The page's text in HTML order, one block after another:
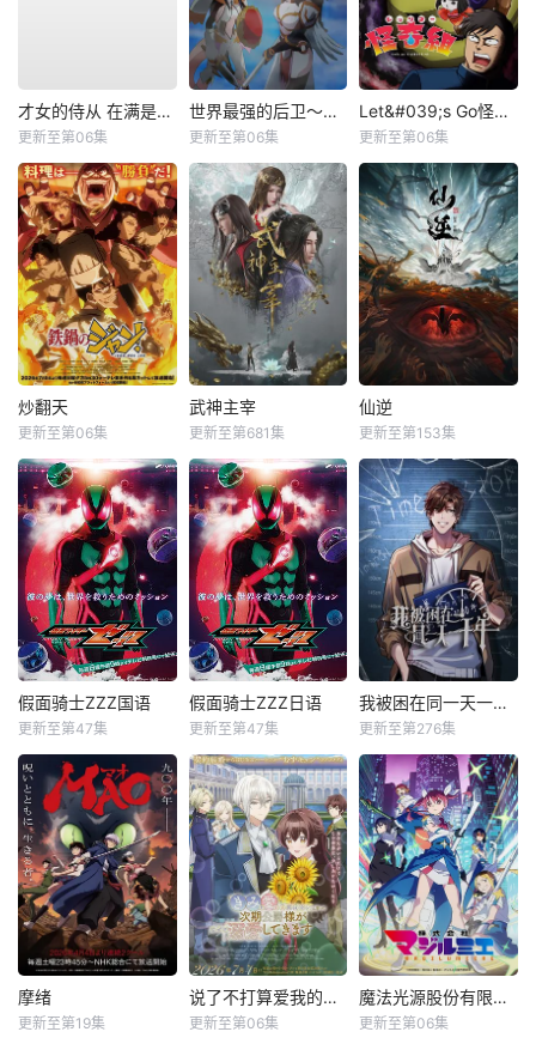
才女的侍从 在满是高岭之花的贵族学校暗中照顾（毫无生活自理能力的）学院第一大小姐
更新至第06集
世界最强的后卫～迷宫国的新人探索者～
更新至第06集
Let&#039;s Go怪奇组
更新至第06集
炒翻天
更新至第06集
武神主宰
更新至第681集
仙逆
更新至第153集
假面骑士ZZZ国语
更新至第47集
假面骑士ZZZ日语
更新至第47集
我被困在同一天一千年动态漫
更新至第276集
摩绪
更新至第19集
说了不打算爱我的公爵继承人，不知为何对我宠爱有加
更新至第06集
魔法光源股份有限公司第二季
更新至第06集